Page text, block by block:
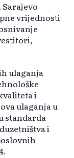
vrijednosti
ulaganja
i
ulaganja u
standarda
i